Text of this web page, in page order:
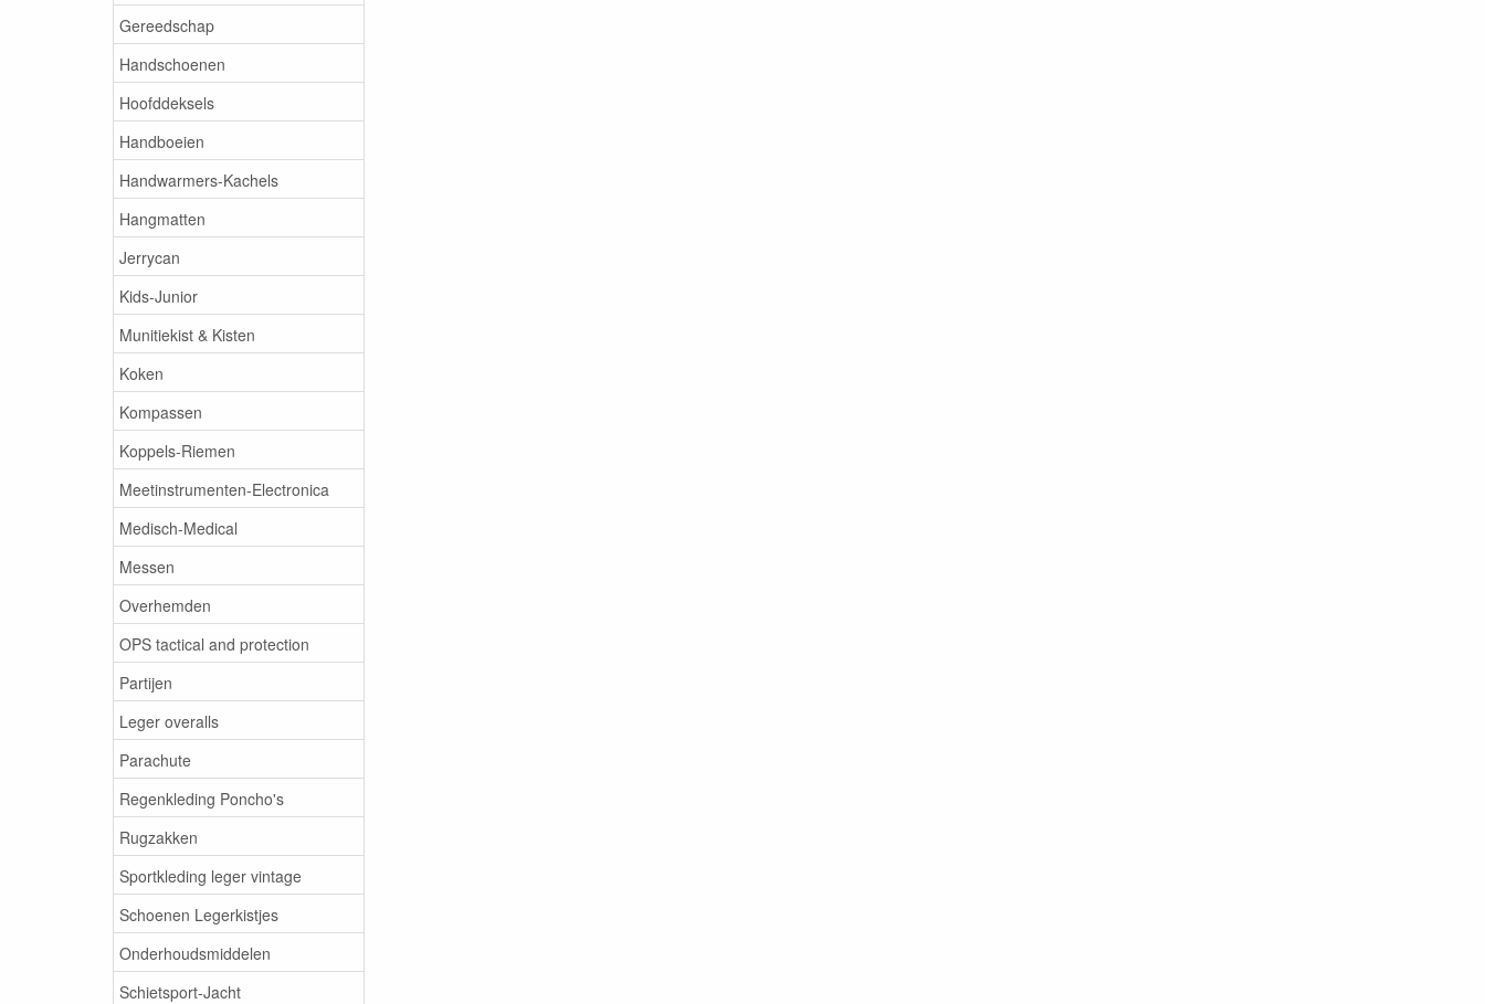
Gereedschap
Handschoenen
Hoofddeksels
Handboeien
Handwarmers-Kachels
Hangmatten
Jerrycan
Kids-Junior
Munitiekist & Kisten
Koken
Kompassen
Koppels-Riemen
Meetinstrumenten-Electronica
Medisch-Medical
Messen
Overhemden
OPS tactical and protection
Partijen
Leger overalls
Parachute
Regenkleding Poncho's
Rugzakken
Sportkleding leger vintage
Schoenen Legerkistjes
Onderhoudsmiddelen
Schietsport-Jacht